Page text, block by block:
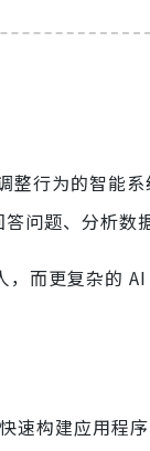
整行为的智能
问题、分析数
而更复杂的
速构建应用程